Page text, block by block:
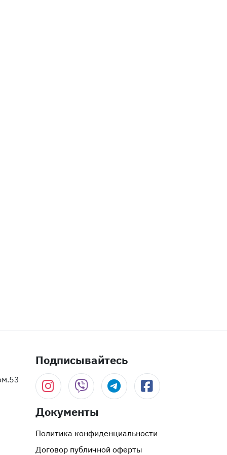
Подписывайтесь
Документы
Политика конфиденциальности
Договор публичной оферты